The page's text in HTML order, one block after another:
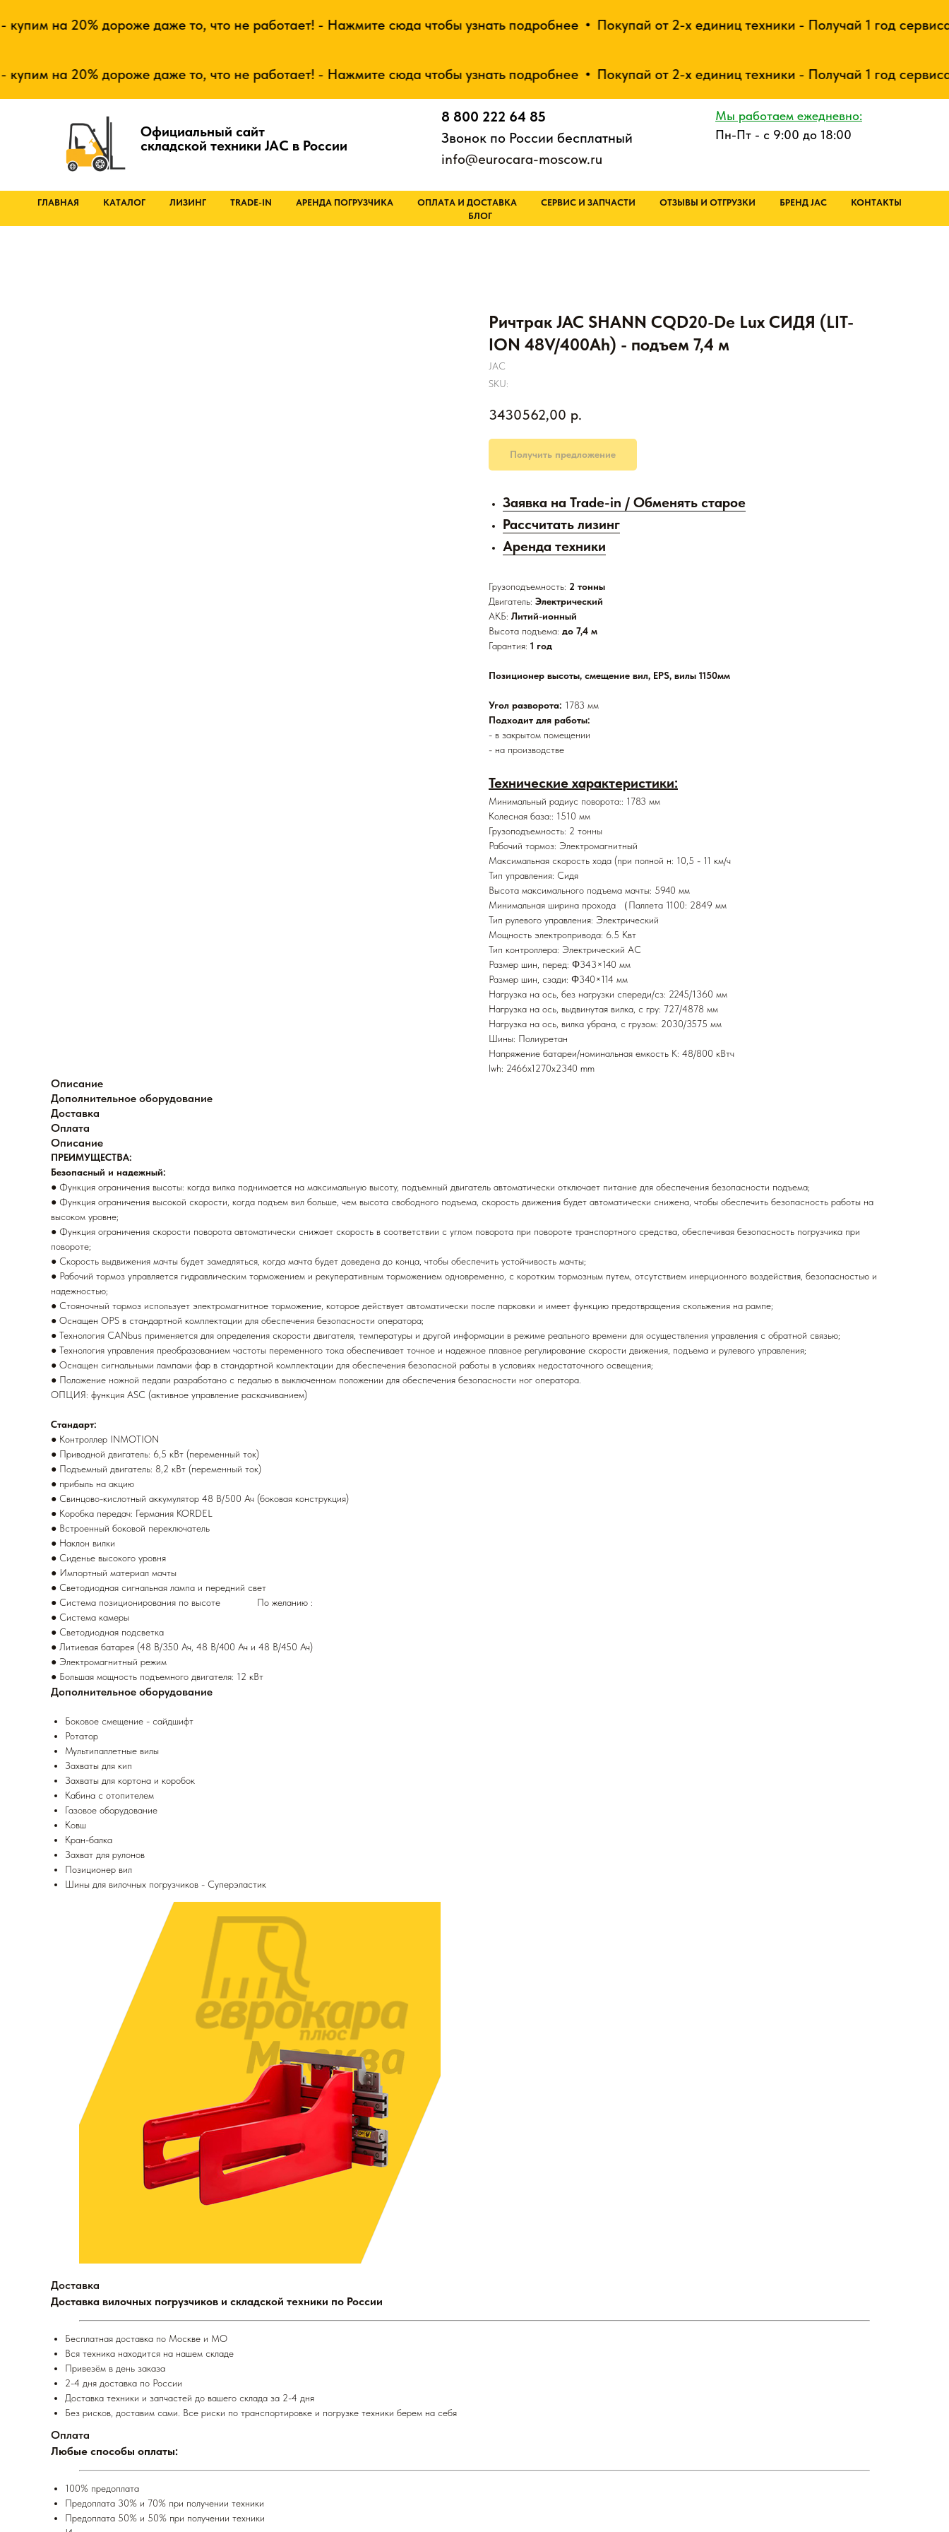
на 20% дороже даже то, что не работает! - Нажмите сюда чтобы узнать подробнее Покупай от 2-х единиц техники - Получай 1 год сервиса
на 20% дороже даже то, что не работает! - Нажмите сюда чтобы узнать подробнее Покупай от 2-х единиц техники - Получай 1 год сервиса
8 800 222 64 85
Звонок по России бесплатный
info@eurocara-moscow.ru
Мы работаем ежедневно:
Пн-Пт - с 9:00 до 18:00
Официальный сайт
складской техники JAC в России
ГЛАВНАЯ КАТАЛОГ ЛИЗИНГ TRADE-IN АРЕНДА ПОГРУЗЧИКА ОПЛАТА И ДОСТАВКА СЕРВИС И ЗАПЧАСТИ ОТЗЫВЫ И ОТГРУЗКИ БРЕНД JAC
КОНТАКТЫ
БЛОГ
Ричтрак JAC SHANN CQD20-De Lux СИДЯ (LIT-
ION 48V/400Ah) - подъем 7,4 м
JAC
SKU:
3430562,00 р.
Получить предложение
Заявка на Trade-in / Обменять старое
Рассчитать лизинг
Аренда техники
Грузоподъемность: 2 тонны
Двигатель: Электрический
АКБ: Литий-ионный
Высота подъема: до 7,4 м
Гарантия: 1 год
Позиционер высоты, смещение вил, EPS, вилы 1150мм
Угол разворота: 1783 мм
Подходит для работы:
- в закрытом помещении
- на производстве
Технические характеристики:
Минимальный радиус поворота:: 1783 мм
Колесная база:: 1510 мм
Грузоподъемность: 2 тонны
Рабочий тормоз: Электромагнитный
Максимальная скорость хода (при полной н: 10,5 - 11 км/ч
Тип управления: Сидя
Высота максимального подъема мачты: 5940 мм
Минимальная ширина прохода （Паллета 1100: 2849 мм
Тип рулевого управления: Электрический
Мощность электропривода: 6.5 Квт
Тип контроллера: Электрический АС
Размер шин, перед: Φ343×140 мм
Размер шин, сзади: Φ340×114 мм
Нагрузка на ось, без нагрузки спереди/сз: 2245/1360 мм
Нагрузка на ось, выдвинутая вилка, с гру: 727/4878 мм
Нагрузка на ось, вилка убрана, с грузом: 2030/3575 мм
Шины: Полиуретан
Напряжение батареи/номинальная емкость K: 48/800 кВтч
lwh: 2466x1270x2340 mm
Описание
Дополнительное оборудование
Доставка
Оплата
Описание
ПРЕИМУЩЕСТВА:
Безопасный и надежный:
● Функция ограничения высоты: когда вилка поднимается на максимальную высоту, подъемный двигатель автоматически отключает питание для обеспечения безопасности подъема;
● Функция ограничения высокой скорости, когда подъем вил больше, чем высота свободного подъема, скорость движения будет автоматически снижена, чтобы обеспечить безопасность работы на
высоком уровне;
● Функция ограничения скорости поворота автоматически снижает скорость в соответствии с углом поворота при повороте транспортного средства, обеспечивая безопасность погрузчика при
повороте;
● Скорость выдвижения мачты будет замедляться, когда мачта будет доведена до конца, чтобы обеспечить устойчивость мачты;
● Рабочий тормоз управляется гидравлическим торможением и рекуперативным торможением одновременно, с коротким тормозным путем, отсутствием инерционного воздействия, безопасностью и
надежностью;
● Стояночный тормоз использует электромагнитное торможение, которое действует автоматически после парковки и имеет функцию предотвращения скольжения на рампе;
● Оснащен OPS в стандартной комплектации для обеспечения безопасности оператора;
● Технология CANbus применяется для определения скорости двигателя, температуры и другой информации в режиме реального времени для осуществления управления с обратной связью;
● Технология управления преобразованием частоты переменного тока обеспечивает точное и надежное плавное регулирование скорости движения, подъема и рулевого управления;
● Оснащен сигнальными лампами фар в стандартной комплектации для обеспечения безопасной работы в условиях недостаточного освещения;
● Положение ножной педали разработано с педалью в выключенном положении для обеспечения безопасности ног оператора.
ОПЦИЯ: функция ASC (активное управление раскачиванием)
Стандарт:
● Контроллер INMOTION
● Приводной двигатель: 6,5 кВт (переменный ток)
● Подъемный двигатель: 8,2 кВт (переменный ток)
● прибыль на акцию
● Свинцово-кислотный аккумулятор 48 В/500 Ач (боковая конструкция)
● Коробка передач: Германия KORDEL
● Встроенный боковой переключатель
● Наклон вилки
● Сиденье высокого уровня
● Импортный материал мачты
● Светодиодная сигнальная лампа и передний свет
● Система позиционирования по высоте По желанию :
● Система камеры
● Светодиодная подсветка
● Литиевая батарея (48 В/350 Ач, 48 В/400 Ач и 48 В/450 Ач)
● Электромагнитный режим
● Большая мощность подъемного двигателя: 12 кВт
Дополнительное оборудование
Боковое смещение - сайдшифт
Ротатор
Мультипаллетные вилы
Захваты для кип
Захваты для кортона и коробок
Кабина с отопителем
Газовое оборудование
Ковш
Кран-балка
Захват для рулонов
Позиционер вил
Шины для вилочных погрузчиков - Суперэластик
Доставка
Доставка вилочных погрузчиков и складской техники по России
Бесплатная доставка по Москве и МО
Вся техника находится на нашем складе
Привезём в день заказа
2-4 дня доставка по России
Доставка техники и запчастей до вашего склада за 2-4 дня
Без рисков, доставим сами. Все риски по транспортировке и погрузке техники берем на себя
Оплата
Любые способы оплаты:
100% предоплата
Предоплата 30% и 70% при получении техники
Предоплата 50% и 50% при получении техники